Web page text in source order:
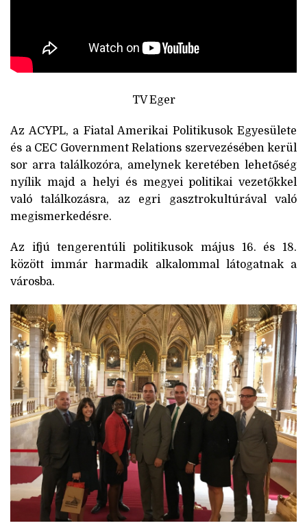
TV Eger
Az ACYPL, a Fiatal Amerikai Politikusok Egyesülete
és a CEC Government Relations szervezésében kerül
sor arra találkozóra, amelynek keretében lehetőség
nyílik majd a helyi és megyei politikai vezetőkkel
való találkozásra, az egri gasztrokultúrával való
megismerkedésre.
Az ifjú tengerentúli politikusok május 16. és 18.
között immár harmadik alkalommal látogatnak a
városba.